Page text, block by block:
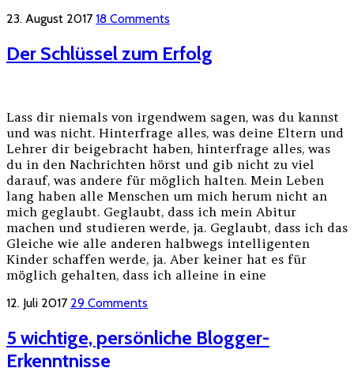
23. August 2017 18 Comments
Der Schlüssel zum Erfolg
Lass dir niemals von irgendwem sagen, was du kannst
und was nicht. Hinterfrage alles, was deine Eltern und
Lehrer dir beigebracht haben, hinterfrage alles, was
du in den Nachrichten hörst und gib nicht zu viel
darauf, was andere für möglich halten. Mein Leben
lang haben alle Menschen um mich herum nicht an
mich geglaubt. Geglaubt, dass ich mein Abitur
machen und studieren werde, ja. Geglaubt, dass ich das
Gleiche wie alle anderen halbwegs intelligenten
Kinder schaffen werde, ja. Aber keiner hat es für
möglich gehalten, dass ich alleine in eine
12. Juli 2017 29 Comments
5 wichtige, persönliche Blogger-
Erkenntnisse